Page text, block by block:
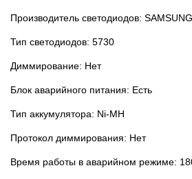
Производитель светодиодов: SAMSUNG
Тип светодиодов: 5730
Диммирование: Нет
Блок аварийного питания: Есть
Тип аккумулятора: Ni-MH
Протокол диммирования: Нет
Время работы в аварийном режиме: